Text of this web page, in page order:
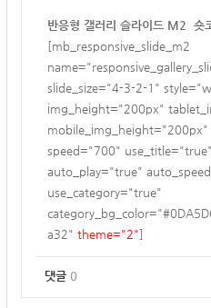
반응형 갤러리 슬라이드 M2 숏
[mb_responsive_slide_m2
slide_size="4-3-2-1"
img_height="200px"
speed="700"
auto_play="true"
use_category="true"
a32" theme="2"]
댓글 0